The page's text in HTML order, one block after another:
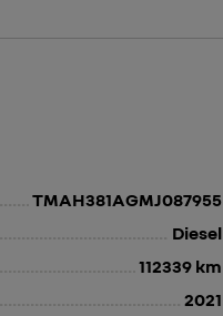
TMAH381AGMJ087955
Diesel
112339 km
2021